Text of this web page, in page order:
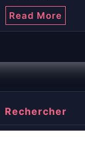
Read More
Rechercher